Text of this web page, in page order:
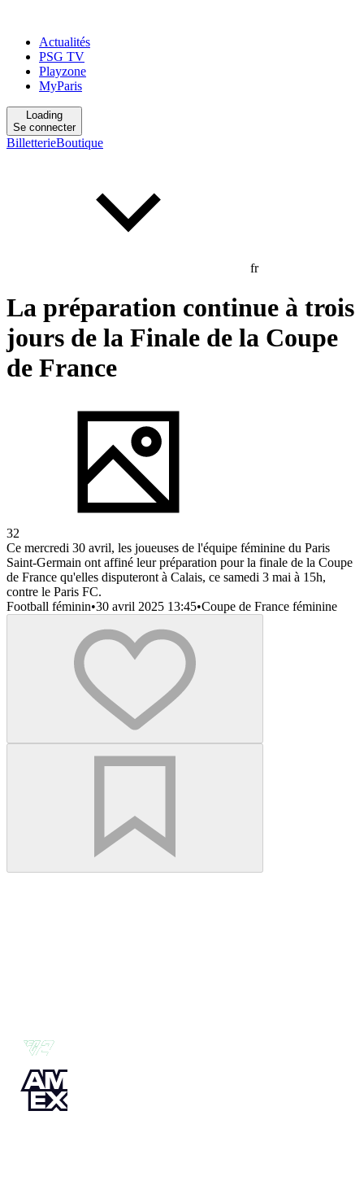
Actualités
PSG TV
Playzone
MyParis
Loading
Se connecter
BilletterieBoutique
fr
La préparation continue à trois
jours de la Finale de la Coupe
de France
32
Ce mercredi 30 avril, les joueuses de l'équipe féminine du Paris
Saint-Germain ont affiné leur préparation pour la finale de la Coupe
de France qu'elles disputeront à Calais, ce samedi 3 mai à 15h,
contre le Paris FC.
Football féminin•30 avril 2025 13:45•Coupe de France féminine